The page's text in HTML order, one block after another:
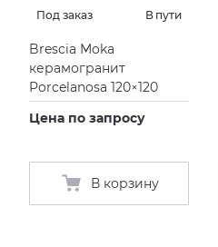
Под заказ В пути
Brescia Moka
керамогранит
Porcelanosa 120×120
Цена по запросу
В корзину